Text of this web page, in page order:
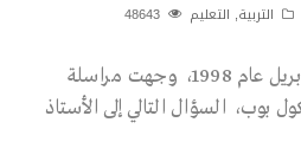
التربية, التعليم
في حوار صحفي أجري في 28 أبريل عام 1998، وجهت مراسلة
بوب، السؤال التالي إلى الأستاذ